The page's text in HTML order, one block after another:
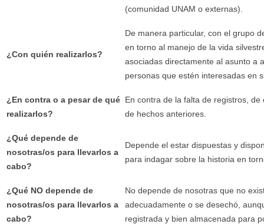
(comunidad UNAM o externas).
¿Con quién realizarlos?
De manera particular, con el grupo
en torno al manejo de la vida
asociadas directamente al asunto a
personas que estén interesadas en
¿En contra o a pesar de qué
realizarlos?
En contra de la falta de registros,
de hechos anteriores.
¿Qué depende de
nosotras/os para llevarlos a
cabo?
Depende el estar dispuestas y
para indagar sobre la historia en
¿Qué NO depende de
nosotras/os para llevarlos a
cabo?
No depende de nosotras que no
adecuadamente o se desechó,
registrada y bien almacenada para